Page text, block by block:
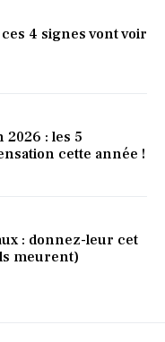
4 signes vont voir
2026 : les 5
cette année !
: donnez-leur cet
meurent)